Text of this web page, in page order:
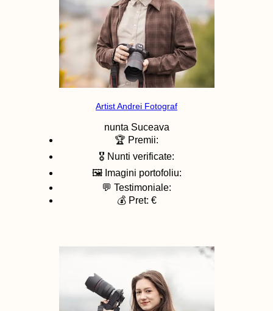
Artist Andrei Fotograf
nunta Suceava
🏆 Premii:
🎖️ Nunti verificate:
🖼️ Imagini portofoliu:
💬 Testimoniale:
💰 Pret: €